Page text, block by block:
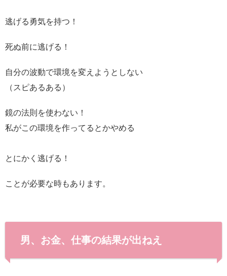
逃げる勇気を持つ！
死ぬ前に逃げる！
自分の波動で環境を変えようとしない
（スピあるある）
鏡の法則を使わない！
私がこの環境を作ってるとかやめる
とにかく逃げる！
ことが必要な時もあります。
男、お金、仕事の結果が出ねえ